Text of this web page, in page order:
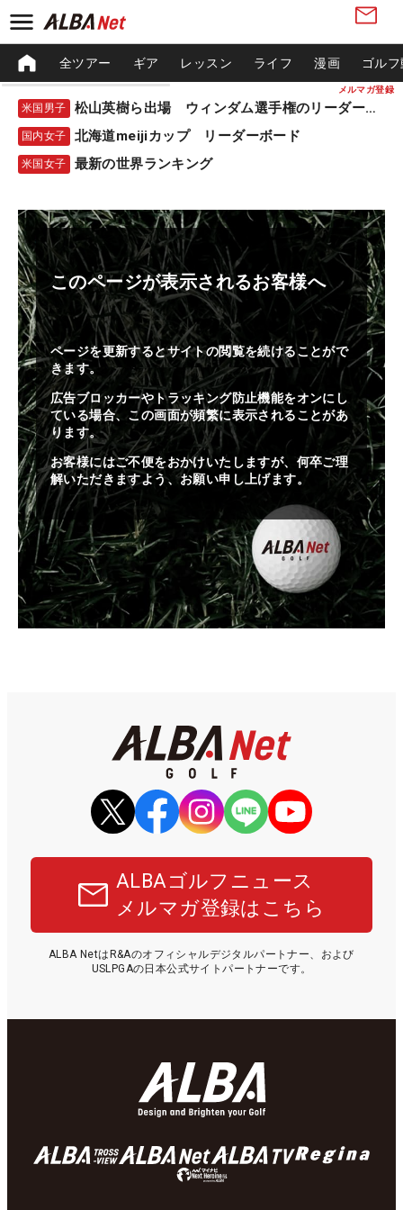
メルマガ登録
全ツアー ギア レッスン ライフ 漫画 ゴル
米国男子 松山英樹ら出場 ウィンダム選手権のリーダーボード
国内女子 北海道meijiカップ リーダーボード
米国女子 最新の世界ランキング
このページが表示されるお客様へ
ページを更新するとサイトの閲覧を続けることがで
きます。
広告ブロッカーやトラッキング防止機能をオンにし
ている場合、この画面が頻繁に表示されることがあ
ります。
お客様にはご不便をおかけいたしますが、何卒ご理
解いただきますよう、お願い申し上げます。
ALBAゴルフニュース
メルマガ登録はこちら
ALBA NetはR&Aのオフィシャルデジタルパートナー、および
USLPGAの日本公式サイトパートナーです。